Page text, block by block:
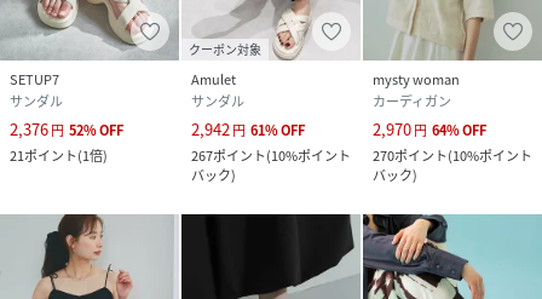
SETUP7
サンダル
2,376円 52%OFF
21ポイント(1倍)
クーポン対象
Amulet
サンダル
2,942円 61%OFF
267ポイント(10%ポイント
バック)
mysty woman
カーディガン
2,970円 64%OFF
270ポイント(10%ポイント
バック)